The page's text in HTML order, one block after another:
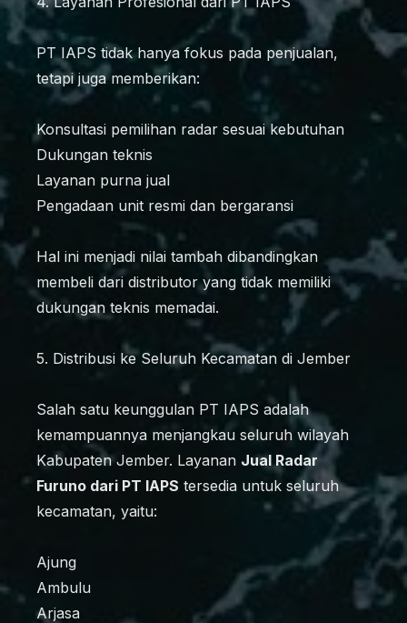
PT IAPS tidak hanya fokus pada penjualan,
tetapi juga memberikan:
Konsultasi pemilihan radar sesuai kebutuhan
Dukungan teknis
Layanan purna jual
Pengadaan unit resmi dan bergaransi
Hal ini menjadi nilai tambah dibandingkan
membeli dari distributor yang tidak memiliki
dukungan teknis memadai.
5. Distribusi ke Seluruh Kecamatan di Jember
Salah satu keunggulan PT IAPS adalah
kemampuannya menjangkau seluruh wilayah
Kabupaten Jember. Layanan Jual Radar
Furuno dari PT IAPS tersedia untuk seluruh
kecamatan, yaitu:
Ajung
Ambulu
Arjasa